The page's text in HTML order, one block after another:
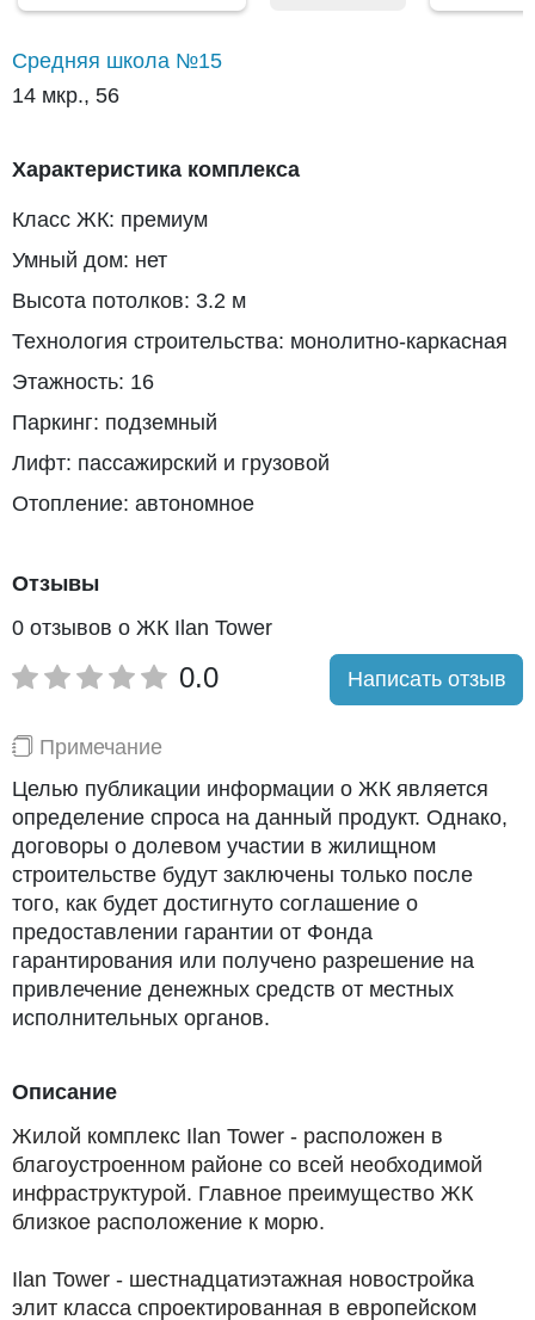
Средняя школа №15
14 мкр., 56
Характеристика комплекса
Класс ЖК: премиум
Умный дом: нет
Высота потолков: 3.2 м
Технология строительства: монолитно-каркасная
Этажность: 16
Паркинг: подземный
Лифт: пассажирский и грузовой
Отопление: автономное
Отзывы
0 отзывов о ЖК Ilan Tower
0.0 Написать отзыв
Примечание
Целью публикации информации о ЖК является
определение спроса на данный продукт. Однако,
договоры о долевом участии в жилищном
строительстве будут заключены только после
того, как будет достигнуто соглашение о
предоставлении гарантии от Фонда
гарантирования или получено разрешение на
привлечение денежных средств от местных
исполнительных органов.
Описание
Жилой комплекс Ilan Tower - расположен в
благоустроенном районе со всей необходимой
инфраструктурой. Главное преимущество ЖК
близкое расположение к морю.
Ilan Tower - шестнадцатиэтажная новостройка
элит класса спроектированная в европейском